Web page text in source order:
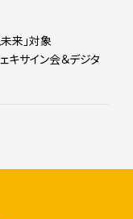
来」対象
キサイン会＆デジタ